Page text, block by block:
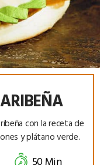
con la receta de
y plátano verde.
50 Min